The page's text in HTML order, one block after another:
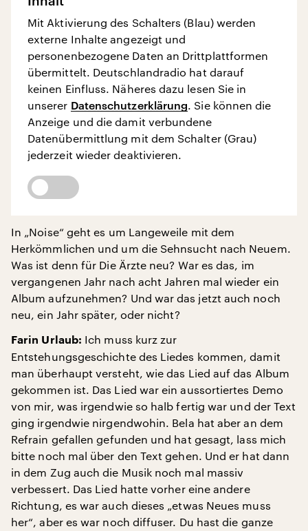
Mit Aktivierung des Schalters (Blau) werden
externe Inhalte angezeigt und
personenbezogene Daten an Drittplattformen
übermittelt. Deutschlandradio hat darauf
keinen Einfluss. Näheres dazu lesen Sie in
unserer Datenschutzerklärung. Sie können die
Anzeige und die damit verbundene
Datenübermittlung mit dem Schalter (Grau)
jederzeit wieder deaktivieren.
In „Noise“ geht es um Langeweile mit dem
Herkömmlichen und um die Sehnsucht nach Neuem.
Was ist denn für Die Ärzte neu? War es das, im
vergangenen Jahr nach acht Jahren mal wieder ein
Album aufzunehmen? Und war das jetzt auch noch
neu, ein Jahr später, oder nicht?
Farin Urlaub: Ich muss kurz zur
Entstehungsgeschichte des Liedes kommen, damit
man überhaupt versteht, wie das Lied auf das Album
gekommen ist. Das Lied war ein aussortiertes Demo
von mir, was irgendwie so halb fertig war und der Text
ging irgendwie nirgendwohin. Bela hat aber an dem
Refrain gefallen gefunden und hat gesagt, lass mich
bitte noch mal über den Text gehen. Und er hat dann
in dem Zug auch die Musik noch mal massiv
verbessert. Das Lied hatte vorher eine andere
Richtung, es war auch dieses „etwas Neues muss
her“, aber es war noch diffuser. Du hast die ganze